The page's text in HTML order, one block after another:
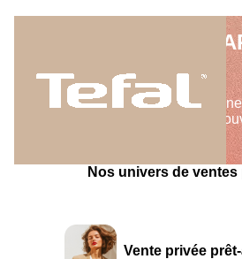
NOS VENTES DE
MAISON
Showroomprivé vous propose
de marques de la maison à
Nos univers de ventes
Vente privée